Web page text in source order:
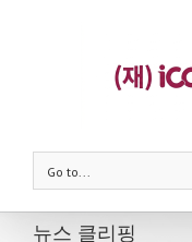
Go to...
뉴스 클리핑